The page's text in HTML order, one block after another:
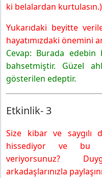
ki belalardan
Yukarıdaki beyitte
hayatımızdaki önemini
Cevap: Burada edebin
bahsetmiştir. Güzel
gösterilen edeptir.
Etkinlik- 3
Size kibar ve saygılı
hissediyor ve bu
veriyorsunuz?
arkadaşlarınızla